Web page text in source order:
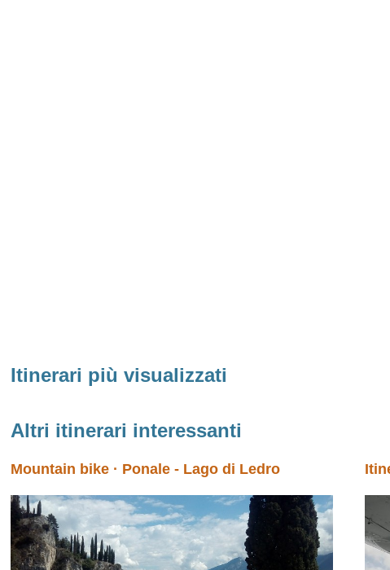
Itinerari più visualizzati
Altri itinerari interessanti
Mountain bike · Ponale - Lago di Ledro